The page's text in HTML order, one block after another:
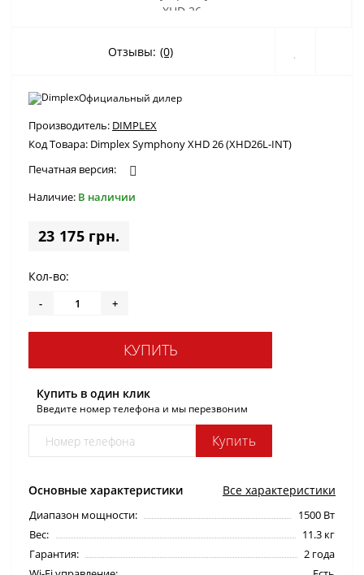
Отзывы: (0)
Производитель: DIMPLEX
Код Товара: Dimplex Symphony XHD 26 (XHD26L-INT)
Печатная версия:
Наличие: В наличии
23 175 грн.
Официальный дилер
Основные характеристики Все характеристики
Диапазон мощности:
1500 Вт
Вес:
11.3 кг
Гарантия:
2 года
Кол-во:
- +
КУПИТЬ
Купить в один клик
Введите номер телефона и мы перезвоним
Купить